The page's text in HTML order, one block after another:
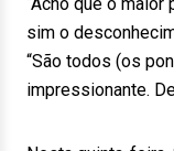
sim o
“São todos (os
impressionante.